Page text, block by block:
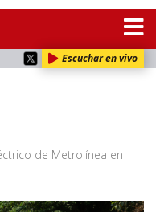
Escuchar en vivo
de Metrolínea en